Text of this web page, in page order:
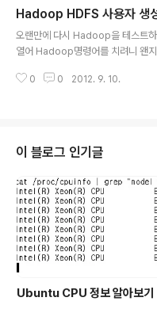
로드받는다. 2. 다운로드 받은
다. 그리고, VM을 생성할때 다운로
일을 Import한다. Import는 탑 메
나서 Save private..
Hadoop HDFS 사용자 생
오랜만에 다시 Hadoop을 테스트
열어 Hadoop명령어를 치려니 왠
oop에 책에서 나오는 코딩 된
로 설치를 하였었다. 그런데, 자바파
에서 컴파일이 되지 않고 컴파일은
과정에서 java version 이 맞지 않
수 있었다. 그래서, 하둡 홈폴더에
확인해서 보니, 자바버전이 1.6 버전
알았..
0 0 2012. 9. 10.
이 블로그 인기글
Ubuntu CPU 정보 알아보기